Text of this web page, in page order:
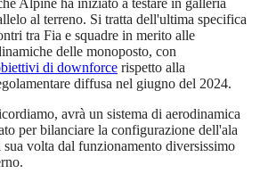
Alpine ha iniziato a testare in galleria
al terreno. Si tratta dell'ultima specifica
tra Fia e squadre in merito alle
delle monoposto, con
di downforce rispetto alla
diffusa nel giugno del 2024.
avrà un sistema di aerodinamica
per bilanciare la configurazione dell'ala
volta dal funzionamento diversissimo